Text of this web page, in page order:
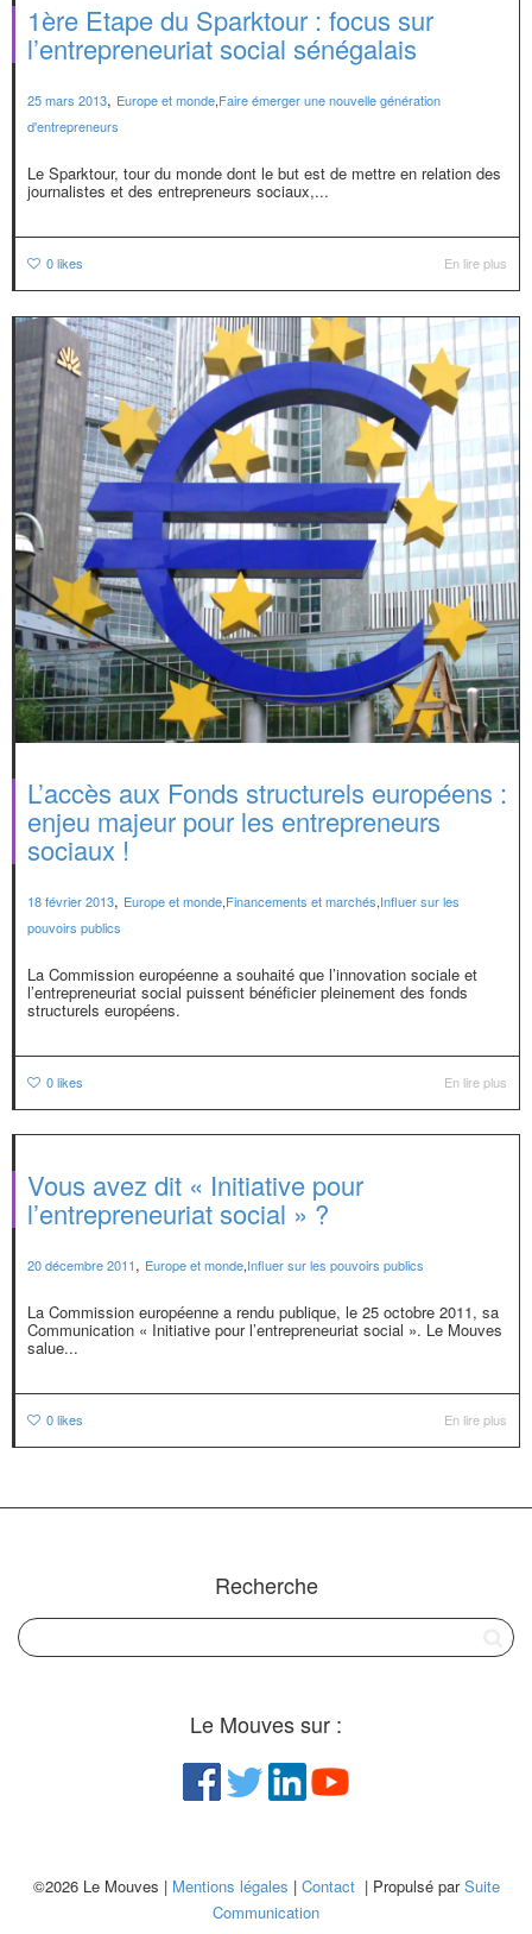
1ère Etape du Sparktour : focus sur
l’entrepreneuriat social sénégalais
25 mars 2013, Europe et monde,Faire émerger une nouvelle génération
d'entrepreneurs
Le Sparktour, tour du monde dont le but est de mettre en relation des
journalistes et des entrepreneurs sociaux,...
0likes En lire plus
L’accès aux Fonds structurels européens :
enjeu majeur pour les entrepreneurs
sociaux !
18 février 2013, Europe et monde,Financements et marchés,Influer sur les
pouvoirs publics
La Commission européenne a souhaité que l’innovation sociale et
l’entrepreneuriat social puissent bénéficier pleinement des fonds
structurels européens.
0likes En lire plus
Vous avez dit « Initiative pour
l’entrepreneuriat social » ?
20 décembre 2011, Europe et monde,Influer sur les pouvoirs publics
La Commission européenne a rendu publique, le 25 octobre 2011, sa
Communication « Initiative pour l’entrepreneuriat social ». Le Mouves
salue...
0likes En lire plus
Recherche
Le Mouves sur :
©2026 Le Mouves | Mentions légales | Contact| Propulsé parSuite
Communication